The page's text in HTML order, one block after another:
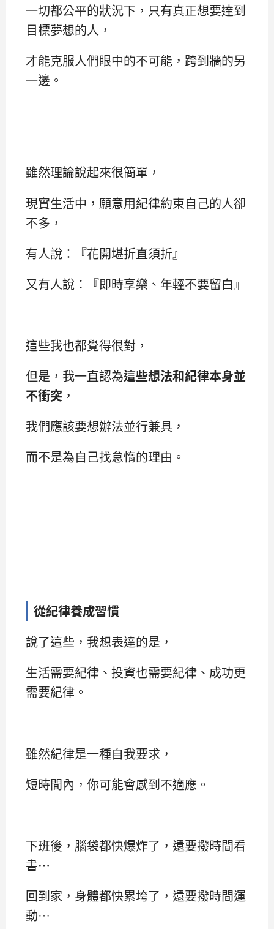
一切都公平的狀況下，只有真正想要達到
目標夢想的人，
才能克服人們眼中的不可能，跨到牆的另
一邊。
雖然理論說起來很簡單，
現實生活中，願意用紀律約束自己的人卻
不多，
有人說：『花開堪折直須折』
又有人說：『即時享樂、年輕不要留白』
這些我也都覺得很對，
但是，我一直認為這些想法和紀律本身並
不衝突 ，
我們應該要想辦法並行兼具，
而不是為自己找怠惰的理由。
從紀律養成習慣
說了這些，我想表達的是，
生活需要紀律、投資也需要紀律、成功更
需要紀律。
雖然紀律是一種自我要求，
短時間內，你可能會感到不適應。
下班後，腦袋都快爆炸了，還要撥時間看
書…
回到家，身體都快累垮了，還要撥時間運
動…